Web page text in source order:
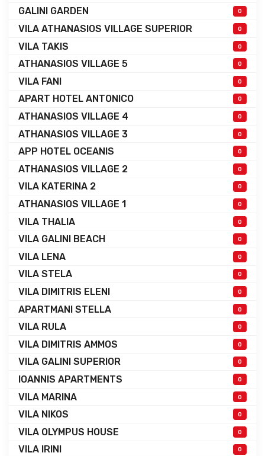
GALINI GARDEN 0
VILA ATHANASIOS VILLAGE SUPERIOR 0
VILA TAKIS 0
ATHANASIOS VILLAGE 5 0
VILA FANI 0
APART HOTEL ANTONICO 0
ATHANASIOS VILLAGE 4 0
ATHANASIOS VILLAGE 3 0
APP HOTEL OCEANIS 0
ATHANASIOS VILLAGE 2 0
VILA KATERINA 2 0
ATHANASIOS VILLAGE 1 0
VILA THALIA 0
VILA GALINI BEACH 0
VILA LENA 0
VILA STELA 0
VILA DIMITRIS ELENI 0
APARTMANI STELLA 0
VILA RULA 0
VILA DIMITRIS AMMOS 0
VILA GALINI SUPERIOR 0
IOANNIS APARTMENTS 0
VILA MARINA 0
VILA NIKOS 0
VILA OLYMPUS HOUSE 0
VILA IRINI 0